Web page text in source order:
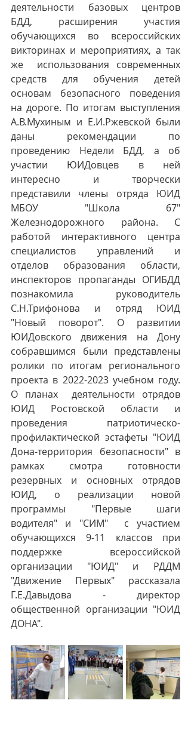
деятельности базовых центров
БДД, расширения участия
обучающихся во всероссийских
викторинах и мероприятиях, а так
же  использования современных
средств для обучения детей
основам безопасного поведения
на дороге. По итогам выступления
А.В.Мухиным и Е.И.Ржевской были
даны рекомендации по
проведению Недели БДД, а об
участии ЮИДовцев в ней
интересно и творчески
представили члены отряда ЮИД
МБОУ "Школа 67"
Железнодорожного района. С
работой интерактивного центра
специалистов управлений и
отделов образования области,
инспекторов пропаганды ОГИБДД
познакомила руководитель
С.Н.Трифонова и отряд ЮИД
"Новый поворот". О развитии
ЮИДовского движения на Дону
собравшимся были представлены
ролики по итогам регионального
проекта в 2022-2023 учебном году.
О планах  деятельности отрядов
ЮИД Ростовской области и
проведения патриотическо-
профилактической эстафеты "ЮИД
Дона-территория безопасности" в
рамках смотра готовности
резервных и основных отрядов
ЮИД, о реализации новой
программы "Первые шаги
водителя" и "СИМ"  с участием
обучающихся 9-11 классов при
поддержке всероссийской
организации "ЮИД" и РДДМ
"Движение Первых" рассказала
Г.Е.Давыдова - директор
общественной организации "ЮИД
ДОНА".